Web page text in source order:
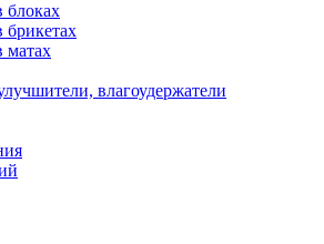
блоках
брикетах
матах
влагоудержатели